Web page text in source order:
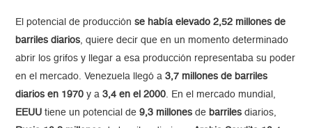
El potencial de producciónse había elevado 2,52 millones de
barriles diarios , quiere decir que en un momento determinado
abrir los grifos y llegar a esa producción representaba su poder
en el mercado. Venezuela llegó a3,7 millones de barriles
diarios en 1970y a3,4 en el 2000 . En el mercado mundial,
EEUUtiene un potencial de 9,3 millones de barriles diarios,